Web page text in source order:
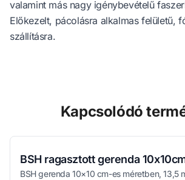
valamint más nagy igénybevételű
Előkezelt, pácolásra alkalmas felületű,
szállításra.
Kapcsolódó
BSH ragasztott gerenda
BSH gerenda 10×10 cm-es méretben, 13,5